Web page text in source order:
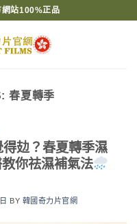
站100%正品
春夏轉季
攰？春夏轉季濕
你祛濕補氣法
BY 韓國奇力片官網